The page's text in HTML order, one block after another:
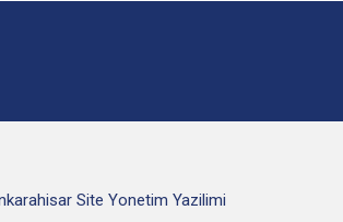
Site Yonetim Yazilimi